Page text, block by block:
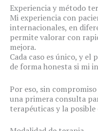
Experiencia y método
Mi experiencia con
internacionales, en
permite valorar con
mejora.
Cada caso es único, y el
de forma honesta si mi
Por eso, sin
una primera consulta
terapéuticas y la posible